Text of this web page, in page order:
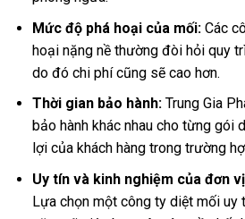
Mức độ phá hoại của mối:Các
hoại nặng nề thường đòi hỏi quy
do đó chi phí cũng sẽ cao hơn.
Thời gian bảo hành:Trung Gia
bảo hành khác nhau cho từng gói
lợi của khách hàng trong trường
Uy tín và kinh nghiệm của đơn
Lựa chọn một công ty diệt mối uy